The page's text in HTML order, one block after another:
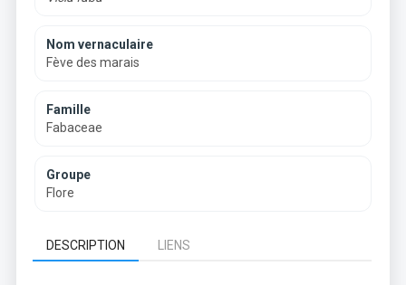
Nom vernaculaire
Fève des marais
Famille
Fabaceae
Groupe
Flore
DESCRIPTION LIENS